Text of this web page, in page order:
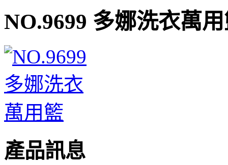
NO.9699 多娜洗衣萬
產品訊息